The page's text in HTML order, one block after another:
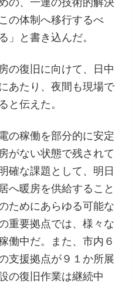
の体制へ移行するべ
」と書き込んだ。
の復旧に向けて、日中
あたり、夜間も現場で
と伝えた。
の稼働を部分的に安定
がない状態で残されて
確な課題として、明日
へ暖房を供給すること
ためにあらゆる可能な
重要拠点では、様々な
働中だ。また、市内６
支援拠点が９１か所展
の復旧作業は継続中